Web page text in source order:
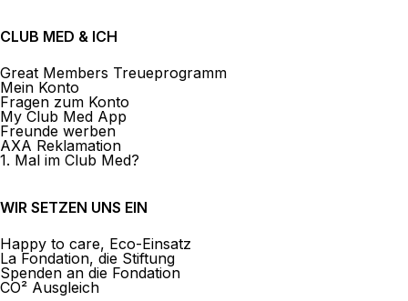
CLUB MED & ICH
Great Members Treueprogramm
Mein Konto
Fragen zum Konto
My Club Med App
Freunde werben
AXA Reklamation
1. Mal im Club Med?
WIR SETZEN UNS EIN
Happy to care, Eco-Einsatz
La Fondation, die Stiftung
Spenden an die Fondation
CO² Ausgleich